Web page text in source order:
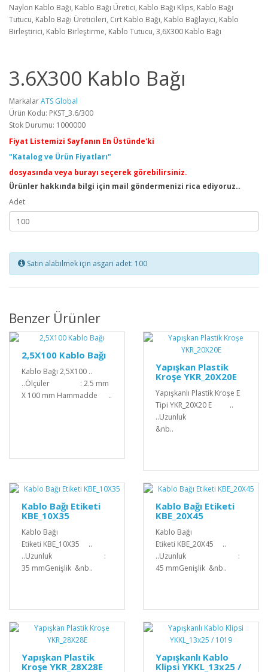
Naylon Kablo Bağı, Kablo Bağı Üretici, Kablo Bağı Klips, Kablo Bağı
Tutucu, Kablo Bağı Üreticileri, Cırt Kablo Bağı, Kablo Bağlayıcı, Kablo
Birleştirici, Kablo Birleştirme, Kablo Tutucu, 3,6X300 Kablo Bağı
3.6X300 Kablo Bağı
MarkalarATS Global
Ürün Kodu: PKST_3.6/300
Stok Durumu: 1000000
Fiyat Listemizi Sayfanın En Üstünde'ki
"Katalog ve Ürün Fiyatları"
dosyasında veya burayı seçerek görebilirsiniz.
Ürünler hakkında bilgi için mail göndermenizi rica ediyoruz..
Adet
Satın alabilmek için asgari adet: 100
Benzer Ürünler
2,5X100 Kablo Bağı
Kablo Bağı 2,5X100 ..
..Ölçüler : 2.5 mm
X 100 mm Hammadde ..
Yapışkan Plastik
Kroşe YKR_20X20E
Yapışkanlı Plastik Kroşe E
Tipi YKR_20X20 E ..
..Uzunluk
&nb..
Kablo Bağı Etiketi
KBE_10X35
Kablo Bağı
Etiketi KBE_10X35 ..
..Uzunluk :
35 mmGenişlik &nb..
Kablo Bağı Etiketi
KBE_20X45
Kablo Bağı
Etiketi KBE_20X45 ..
..Uzunluk :
45 mmGenişlik &nb..
Yapışkan Plastik
Kroşe YKR_28X28E
Yapışkanlı Kablo
Klipsi YKKL_13x25 /